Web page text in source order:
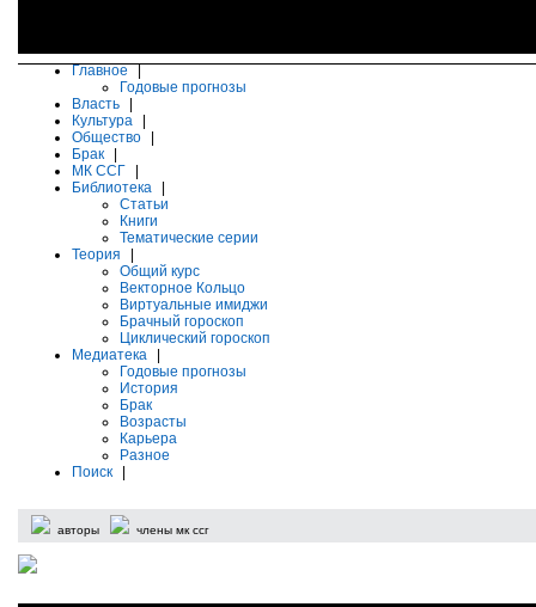
Главное
Годовые прогнозы
Власть
Культура
Общество
Брак
МК ССГ
Библиотека
Статьи
Книги
Тематические серии
Теория
Общий курс
Векторное Кольцо
Виртуальные имиджи
Брачный гороскоп
Циклический гороскоп
Медиатека
Годовые прогнозы
История
Брак
Возрасты
Карьера
Разное
Поиск
авторы члены мк ссг